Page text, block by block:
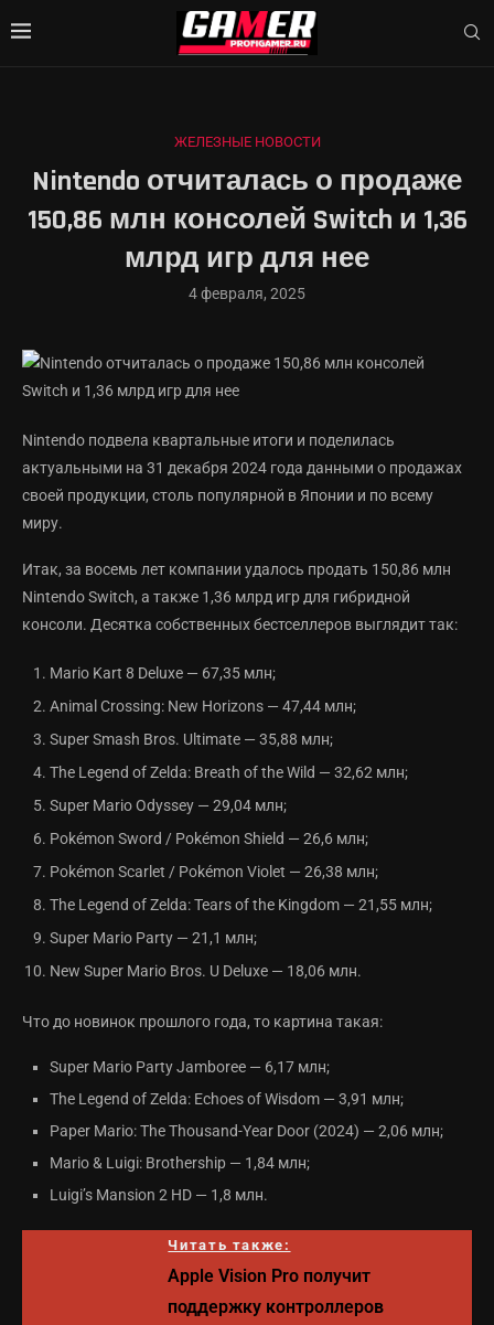
ЖЕЛЕЗНЫЕ НОВОСТИ
Nintendo отчиталась о продаже
150,86 млн консолей Switch и 1,36
млрд игр для нее
4 февраля, 2025
Nintendo подвела квартальные итоги и поделилась
актуальными на 31 декабря 2024 года данными о продажах
своей продукции, столь популярной в Японии и по всему
миру.
Итак, за восемь лет компании удалось продать 150,86 млн
Nintendo Switch, а также 1,36 млрд игр для гибридной
консоли. Десятка собственных бестселлеров выглядит так:
Mario Kart 8 Deluxe — 67,35 млн;
Animal Crossing: New Horizons — 47,44 млн;
Super Smash Bros. Ultimate — 35,88 млн;
The Legend of Zelda: Breath of the Wild — 32,62 млн;
Super Mario Odyssey — 29,04 млн;
Pokémon Sword / Pokémon Shield — 26,6 млн;
Pokémon Scarlet / Pokémon Violet — 26,38 млн;
The Legend of Zelda: Tears of the Kingdom — 21,55 млн;
Super Mario Party — 21,1 млн;
New Super Mario Bros. U Deluxe — 18,06 млн.
Что до новинок прошлого года, то картина такая:
Super Mario Party Jamboree — 6,17 млн;
The Legend of Zelda: Echoes of Wisdom — 3,91 млн;
Paper Mario: The Thousand-Year Door (2024) — 2,06 млн;
Mario & Luigi: Brothership — 1,84 млн;
Luigi’s Mansion 2 HD — 1,8 млн.
Читать также:
Apple Vision Pro получит
поддержку контроллеров